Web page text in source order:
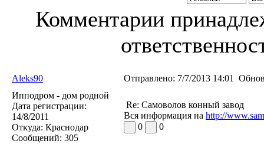
Комментарии
Aleks90 Отправлено: 7/7/2013 14:01
Ипподром - дом родной
Дата регистрации:
14/8/2011
Откуда: Краснодар
Сообщений: 305
Re: Самоволов конный завод
Вся информация на http://
0
0